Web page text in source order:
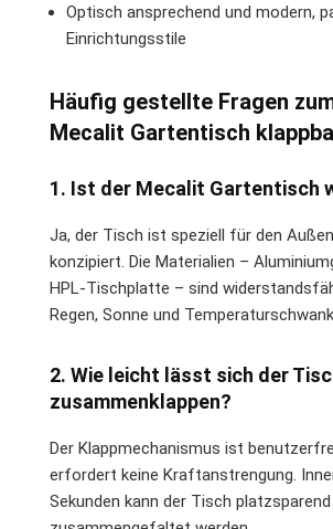
Optisch ansprechend und modern,
Einrichtungsstile
Häufig gestellte Fragen
Mecalit Gartentisch
1. Ist der Mecalit Gartentisch
Ja, der Tisch ist speziell für den
konzipiert. Die Materialien –
HPL-Tischplatte – sind
Regen, Sonne und
2. Wie leicht lässt sich der
zusammenklappen?
Der Klappmechanismus ist
erfordert keine Kraftanstrengung.
Sekunden kann der Tisch platzsparend